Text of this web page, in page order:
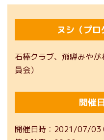
ヌシ（プロ
石棒クラブ、飛騨みや
員会）
開催
開催日時
2021/07/03